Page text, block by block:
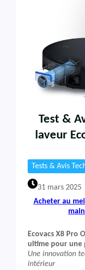
Test &
laveur
Tests & Avis
31 mars 2025
Acheter au
Ecovacs X8 Pro
ultime pour une
Une innovation
intérieur